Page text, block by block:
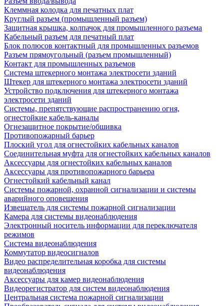
Клеммная колодка для печатных плат
Круглый разъем (промышленный разъем)
Защитная крышка, колпачок для промышленного разъема
Кабельный разъем для печатный плат
Блок полюсов контактный для промышленных разъемов
Разъем прямоугольный (разъем промышленный)
Контакт для промышленных разъемов
Система штекерного монтажа электросети зданий
Штекер для штекерного монтажа электросети зданий
Устройство подключения для штекерного монтажа
электросети зданий
Системы, препятствующие распространению огня,
огнестойкие кабель-каналы
Огнезащитное покрытие/обшивка
Противопожарный барьер
Плоский угол для огнестойких кабельных каналов
Соединительная муфта для огнестойких кабельных каналов
Аксессуары для огнестойких кабельных каналов
Аксессуары для противопожарного барьера
Огнестойкий кабельный канал
Системы пожарной, охранной сигнализации и системы
аварийного оповещения
Извещатель для системы пожарной сигнализации
Камера для системы видеонаблюдения
Электронный носитель информации для переключателя
режимов
Система видеонаблюдения
Коммутатор видеосигналов
Видео распределительная коробка для системы
видеонаблюдения
Аксессуары для камер видеонаблюдения
Видеорегистратор для систем видеонаблюдения
Центральная система пожарной сигнализации